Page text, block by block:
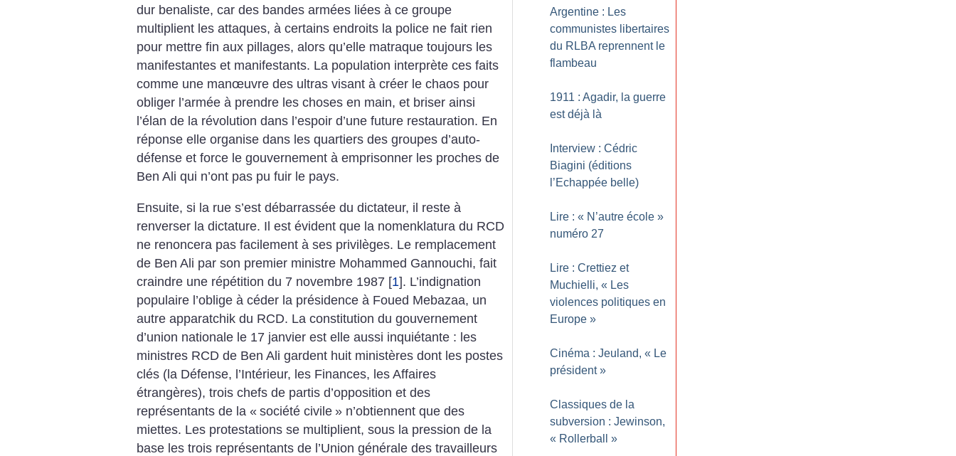
dur benaliste, car des bandes armées liées à ce groupe
multiplient les attaques, à certains endroits la police ne fait rien
pour mettre fin aux pillages, alors qu’elle matraque toujours les
manifestantes et manifestants. La population interprète ces faits
comme une manœuvre des ultras visant à créer le chaos pour
obliger l’armée à prendre les choses en main, et briser ainsi
l’élan de la révolution dans l’espoir d’une future restauration. En
réponse elle organise dans les quartiers des groupes d’auto-
défense et force le gouvernement à emprisonner les proches de
Ben Ali qui n’ont pas pu fuir le pays.
Ensuite, si la rue s’est débarrassée du dictateur, il reste à
renverser la dictature. Il est évident que la nomenklatura du RCD
ne renoncera pas facilement à ses privilèges. Le remplacement
de Ben Ali par son premier ministre Mohammed Gannouchi, fait
craindre une répétition du 7 novembre 1987 [1]. L’indignation
populaire l’oblige à céder la présidence à Foued Mebazaa, un
autre apparatchik du RCD. La constitution du gouvernement
d’union nationale le 17 janvier est elle aussi inquiétante : les
ministres RCD de Ben Ali gardent huit ministères dont les postes
clés (la Défense, l’Intérieur, les Finances, les Affaires
étrangères), trois chefs de partis d’opposition et des
représentants de la « société civile » n’obtiennent que des
miettes. Les protestations se multiplient, sous la pression de la
base les trois représentants de l’Union générale des travailleurs
Argentine : Les
communistes libertaires
du RLBA reprennent le
flambeau
1911 : Agadir, la guerre
est déjà là
Interview : Cédric
Biagini (éditions
l’Echappée belle)
Lire : « N’autre école »
numéro 27
Lire : Crettiez et
Muchielli, « Les
violences politiques en
Europe »
Cinéma : Jeuland, « Le
président »
Classiques de la
subversion : Jewinson,
« Rollerball »